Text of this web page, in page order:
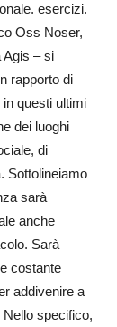
esercizi.
Oss Noser,
Agis – si
rapporto di
questi ultimi
dei luoghi
di
Sottolineiamo
sarà
anche
Sarà
costante
addivenire a
specifico,